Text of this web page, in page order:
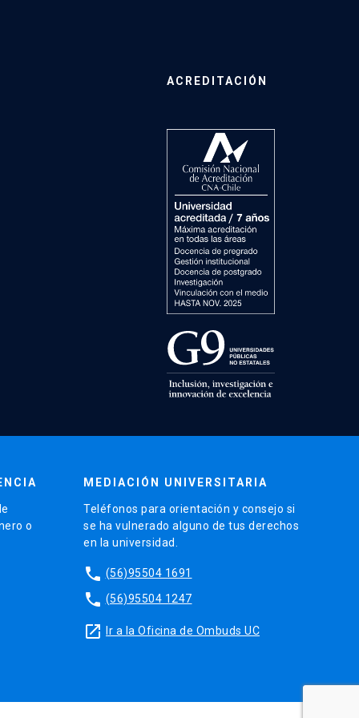
ACREDITACIÓN
o
MEDIACIÓN UNIVERSITARIA
Teléfonos para orientación y consejo si
se ha vulnerado alguno de tus derechos
en la universidad.
phone (56)95504 1691
phone (56)95504 1247
launch Ir a la Oficina de Ombuds UC